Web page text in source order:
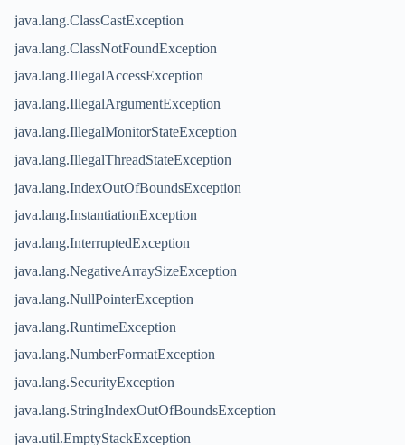
java.lang.ClassCastException
java.lang.ClassNotFoundException
java.lang.IllegalAccessException
java.lang.IllegalArgumentException
java.lang.IllegalMonitorStateException
java.lang.IllegalThreadStateException
java.lang.IndexOutOfBoundsException
java.lang.InstantiationException
java.lang.InterruptedException
java.lang.NegativeArraySizeException
java.lang.NullPointerException
java.lang.RuntimeException
java.lang.NumberFormatException
java.lang.SecurityException
java.lang.StringIndexOutOfBoundsException
java.util.EmptyStackException